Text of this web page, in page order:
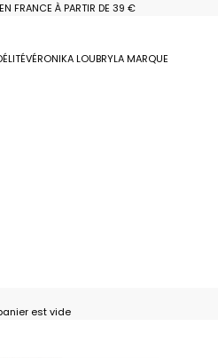
FRANCE À PARTIR DE 39 €
VÉRONIKA LOUBRYLA MARQUE
est vide